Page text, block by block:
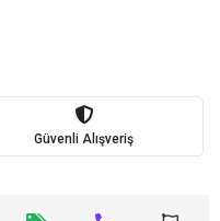
Güvenli Alışveriş